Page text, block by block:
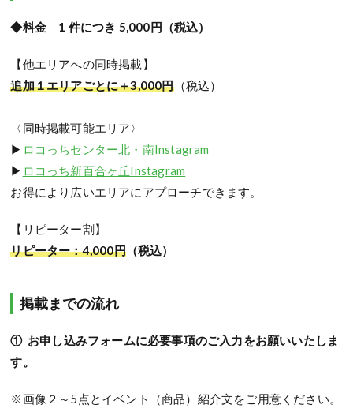
◆料金 1 件につき 5,000円（税込）
【他エリアへの同時掲載】
追加１エリアごとに＋3,000円（税込）
〈同時掲載可能エリア〉
▶ ロコっちセンター北・南Instagram
▶ ロコっち新百合ヶ丘Instagram
お得により広いエリアにアプローチできます。
【リピーター割】
リピーター：4,000円（税込）
掲載までの流れ
① お申し込みフォームに必要事項のご入力をお願いいたしま
す。
※画像２～5点とイベント（商品）紹介文をご用意ください。